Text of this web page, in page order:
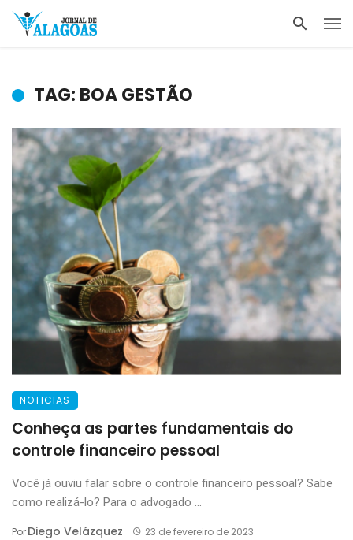
TAG: BOA GESTÃO
NOTICIAS
Conheça as partes fundamentais do
controle financeiro pessoal
Você já ouviu falar sobre o controle financeiro pessoal? Sabe
como realizá-lo? Para o advogado ...
PorDiego Velázquez 23 de fevereiro de 2023